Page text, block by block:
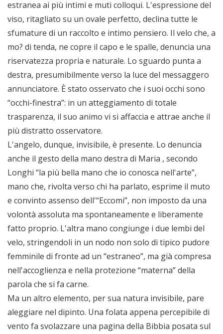
estranea ai più intimi e muti colloqui. L'espressione del
viso, ritagliato su un ovale perfetto, declina tutte le
sfumature di un raccolto e intimo pensiero. Il velo che, a
mo? di tenda, ne copre il capo e le spalle, denuncia una
riservatezza propria e naturale. Lo sguardo punta a
destra, presumibilmente verso la luce del messaggero
annunciatore. È stato osservato che i suoi occhi sono
“occhi-finestra”: in un atteggiamento di totale
trasparenza, il suo animo vi si affaccia e attrae anche il
più distratto osservatore.
L'angelo, dunque, invisibile, è presente. Lo denuncia
anche il gesto della mano destra di Maria , secondo
Longhi “la più bella mano che io conosca nell'arte”,
mano che, rivolta verso chi ha parlato, esprime il muto
e convinto assenso dell'“Eccomi”, non imposto da una
volontà assoluta ma spontaneamente e liberamente
fatto proprio. L'altra mano congiunge i due lembi del
velo, stringendoli in un nodo non solo di tipico pudore
femminile di fronte ad un “estraneo”, ma già compresa
nell'accoglienza e nella protezione “materna” della
parola che si fa carne.
Ma un altro elemento, per sua natura invisibile, pare
aleggiare nel dipinto. Una folata appena percepibile di
vento fa svolazzare una pagina della Bibbia posata sul